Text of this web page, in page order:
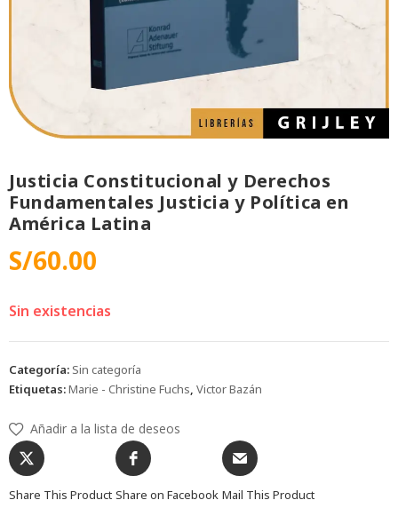
Justicia Constitucional y Derechos
Fundamentales Justicia y Política en
América Latina
S/60.00
Sin existencias
Categoría: Sin categoría
Etiquetas:Marie - Christine Fuchs, Victor Bazán
Añadir a la lista de deseos
Share This Product Share on Facebook Mail This Product